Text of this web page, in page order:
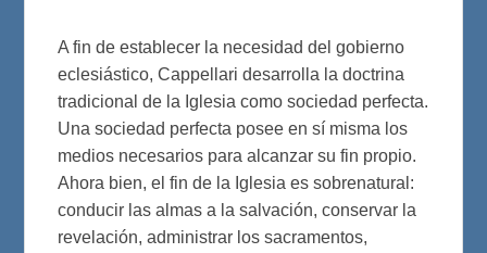
A fin de establecer la necesidad del gobierno
eclesiástico, Cappellari desarrolla la doctrina
tradicional de la Iglesia como sociedad perfecta.
Una sociedad perfecta posee en sí misma los
medios necesarios para alcanzar su fin propio.
Ahora bien, el fin de la Iglesia es sobrenatural:
conducir las almas a la salvación, conservar la
revelación, administrar los sacramentos,